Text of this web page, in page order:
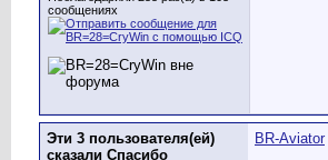
сообщениях
Эти 3 пользователя(ей)
сказали Спасибо
BR-Aviator